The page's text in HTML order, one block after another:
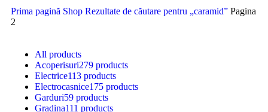
Prima pagină Shop Rezultate de căutare pentru „caramid” Pagina
2
All products
Acoperisuri279 products
Electrice113 products
Electrocasnice175 products
Garduri59 products
Gradina111 products